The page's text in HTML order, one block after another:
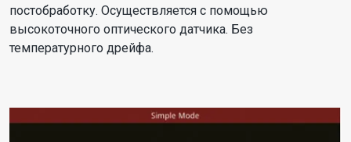
постобработку. Осуществляется с помощью
высокоточного оптического датчика. Без
температурного дрейфа.